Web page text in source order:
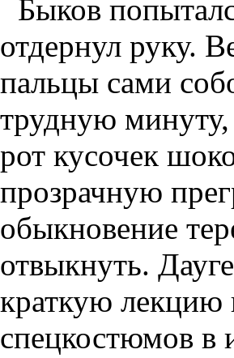
Быков
отдернул руку.
пальцы сами
трудную минуту,
рот кусочек
прозрачную
обыкновение
отвыкнуть.
краткую лекцию
спецкостюмов в